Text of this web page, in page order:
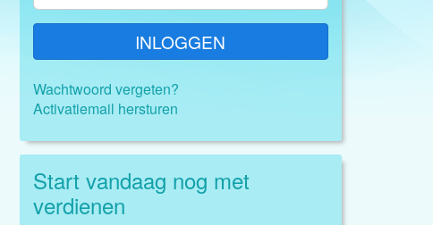
INLOGGEN
Wachtwoord vergeten?
Activatiemail hersturen
Start vandaag nog met
verdienen